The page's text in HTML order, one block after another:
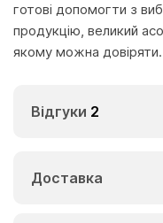
готові допомогти з
продукцію, великий
якому можна довіряти.
Відгуки 2
Доставка